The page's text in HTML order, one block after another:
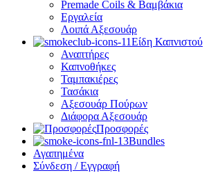
Premade Coils & Βαμβάκια
Εργαλεία
Λοιπά Αξεσουάρ
Είδη Καπνιστού
Αναπτήρες
Καπνοθήκες
Ταμπακιέρες
Τασάκια
Αξεσουάρ Πούρων
Διάφορα Αξεσουάρ
Προσφορές
Bundles
Αγαπημένα
Σύνδεση / Εγγραφή